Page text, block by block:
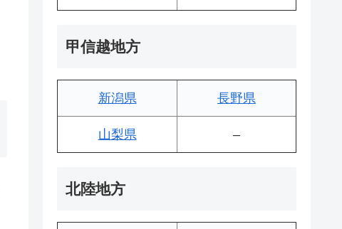
甲信越地方
新潟県 長野県
山梨県 –
北陸地方